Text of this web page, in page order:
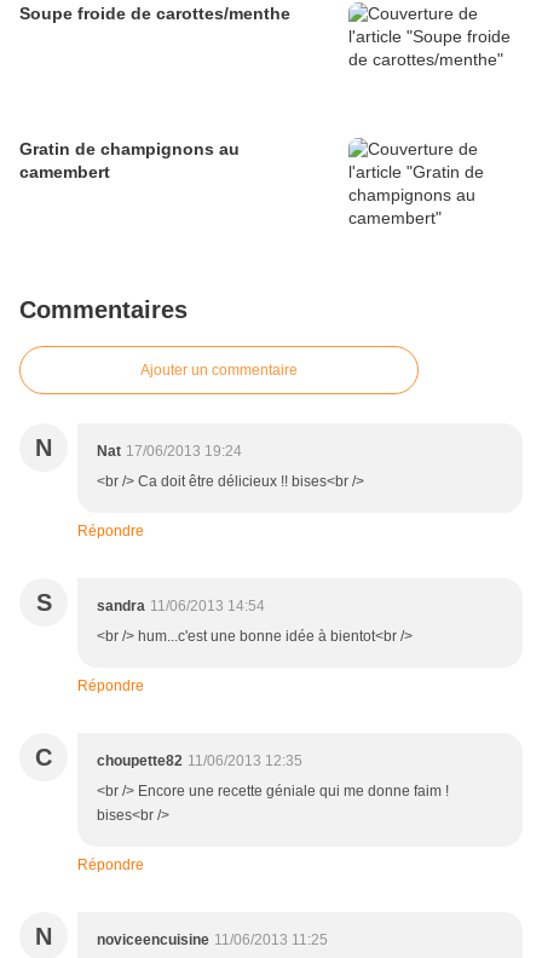
Soupe froide de carottes/menthe
Gratin de champignons au
camembert
Commentaires
Ajouter un commentaire
N Nat 17/06/2013 19:24
<br /> Ca doit être délicieux !! bises<br />
Répondre
S sandra 11/06/2013 14:54
<br /> hum...c'est une bonne idée à bientot<br />
Répondre
C choupette82 11/06/2013 12:35
<br /> Encore une recette géniale qui me donne faim !
bises<br />
Répondre
N noviceencuisine 11/06/2013 11:25